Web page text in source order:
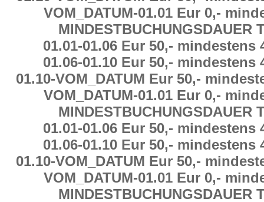
VOM_DATUM-01.01 Eur 0,-
MINDESTBUCHUNGSDAUER
01.01-01.06 Eur 50,- mindestens
01.06-01.10 Eur 50,- mindestens
01.10-VOM_DATUM Eur 50,-
VOM_DATUM-01.01 Eur 0,-
MINDESTBUCHUNGSDAUER
01.01-01.06 Eur 50,- mindestens
01.06-01.10 Eur 50,- mindestens
01.10-VOM_DATUM Eur 50,-
VOM_DATUM-01.01 Eur 0,-
MINDESTBUCHUNGSDAUER